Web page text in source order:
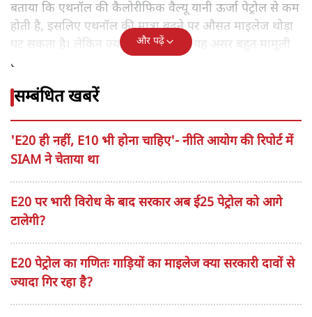
बताया कि एथनॉल की कैलोरीफिक वैल्यू यानी ऊर्जा पेट्रोल से कम
होती है, इसलिए एथनॉल की मात्रा बढ़ने पर औसत माइलेज थोड़ा
घट सकता है। लेकिन ज़्यादातर मामलों में यह असर बहुत मामूली
होता है।
और पढ़ें
सम्बंधित खबरें
'E20 ही नहीं, E10 भी होना चाहिए'- नीति आयोग की रिपोर्ट में
SIAM ने चेताया था
E20 पर भारी विरोध के बाद सरकार अब ई25 पेट्रोल को आगे
टालेगी?
E20 पेट्रोल का गणितः गाड़ियों का माइलेज क्या सरकारी दावों से
ज्यादा गिर रहा है?